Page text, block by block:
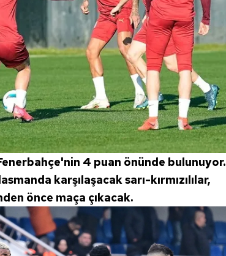
4 puan önünde bulunuyor.
karşılaşacak sarı-kırmızılılar,
önce maça çıkacak.